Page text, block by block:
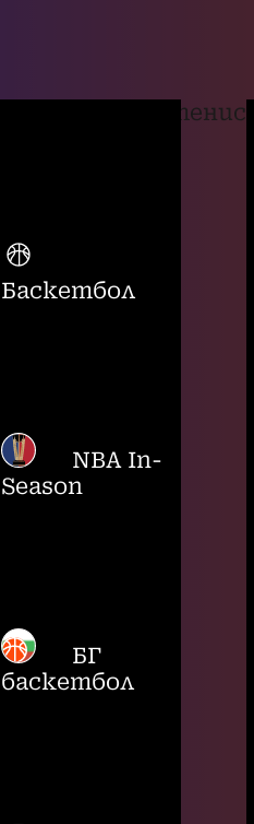
Баскетбол
NBA In-
Season
БГ
баскетбол
тенис